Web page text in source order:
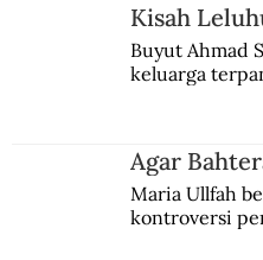
Dua Gubernur
Kisah
Buyut Ahmad
keluarga
Agar
Maria Ullfah
kontroversi